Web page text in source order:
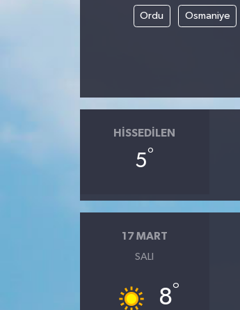
Ordu Osmaniye
HISSEDILEN
5°
17 MART
SALI
8°